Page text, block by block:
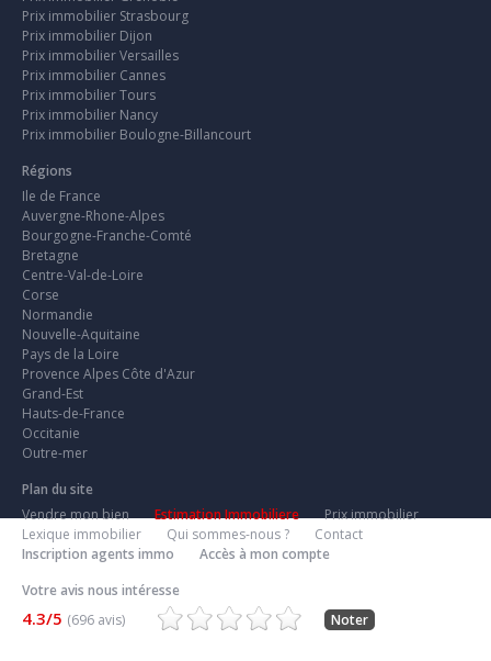
Prix immobilier Strasbourg
Prix immobilier Dijon
Prix immobilier Versailles
Prix immobilier Cannes
Prix immobilier Tours
Prix immobilier Nancy
Prix immobilier Boulogne-Billancourt
Régions
Ile de France
Auvergne-Rhone-Alpes
Bourgogne-Franche-Comté
Bretagne
Centre-Val-de-Loire
Corse
Normandie
Nouvelle-Aquitaine
Pays de la Loire
Provence Alpes Côte d'Azur
Grand-Est
Hauts-de-France
Occitanie
Outre-mer
Plan du site
Vendre mon bien
Estimation Immobiliere
Prix immobilier
Lexique immobilier
Qui sommes-nous ?
Contact
Inscription agents immo
Accès à mon compte
Votre avis nous intéresse
4.3/5 (696 avis) Noter